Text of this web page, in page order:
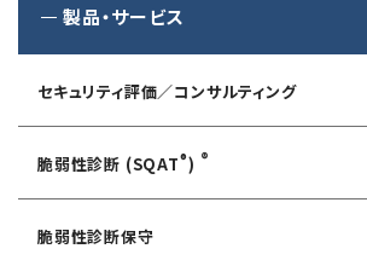
製品・サービス
セキュリティ評価／コンサルティング
情報セキュリティ・アドバイザリ
AIサービス提供者・利用者向け
サイバーセキュリティ対策支援
脆弱性診断 (SQAT®) ®
WEBアプリケーション脆弱性診断
脆弱性診断保守